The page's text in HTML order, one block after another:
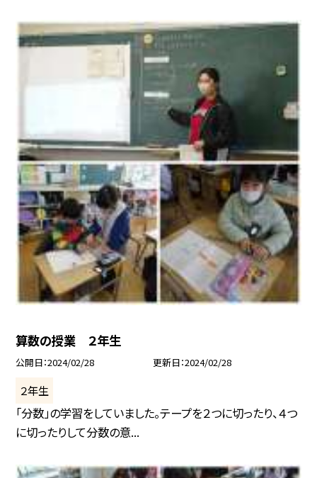
算数の授業 ２年生
公開日 2024/02/28 更新日 2024/02/28
２年生
「分数」の学習をしていました。テープを２つに切ったり、４つ
に切ったりして分数の意...